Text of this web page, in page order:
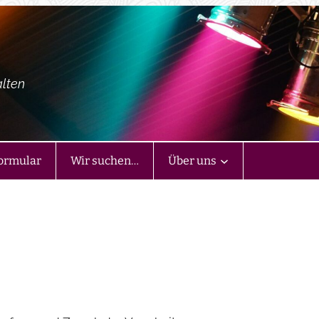
Wir suchen… Über uns